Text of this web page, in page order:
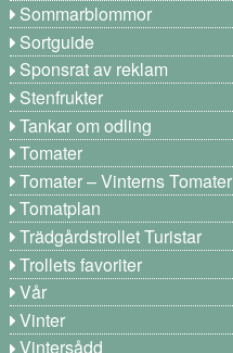
Sommarblommor
Sortguide
Sponsrat av reklam
Stenfrukter
Tankar om odling
Tomater
Tomater – Vinterns Tomater
Tomatplan
Trädgårdstrollet Turistar
Trollets favoriter
Vår
Vinter
Vintersådd